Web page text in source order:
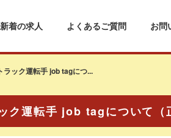
新着の求人 よくあるご質問 お問
ラック運転手 job tagにつ...
ク運転手 job tagについて（